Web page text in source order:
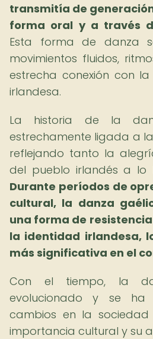
transmitía de
forma oral y a través
Esta forma de danza
movimientos fluidos,
estrecha conexión con
irlandesa.
La historia de la
estrechamente ligada a
reflejando tanto la
del pueblo irlandés a lo
Durante períodos de
cultural, la danza
una forma de
la identidad irlandesa,
más significativa en el
Con el tiempo, la
evolucionado y se
cambios en la sociedad
importancia cultural y su